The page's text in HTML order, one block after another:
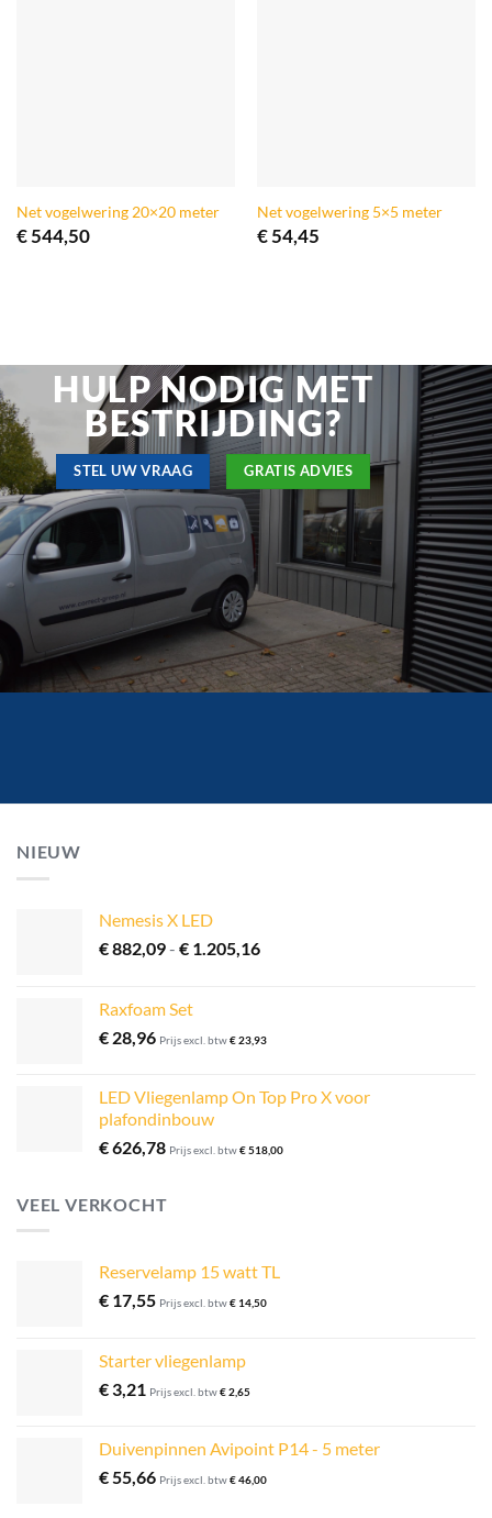
Net vogelwering 20×20 meter
€544,50
Net vogelwering 5×5 meter
€54,45
HULP NODIG MET
BESTRIJDING?
STEL UW VRAAG GRATIS ADVIES
NIEUW
Nemesis X LED
€882,09- € 1.205,16Prijsklasse:
Raxfoam Set
€ 28,96 Prijs excl. btw€23,93
LED Vliegenlamp On Top Pro X voor
plafondinbouw
€626,78 Prijs excl. btw€518,00
VEEL VERKOCHT
Reservelamp 15 watt TL
€ 17,55 Prijs excl. btw€ 14,50
Starter vliegenlamp
€ 3,21 Prijs excl. btw€2,65
Duivenpinnen Avipoint P14 - 5 meter
€55,66 Prijs excl. btw€46,00